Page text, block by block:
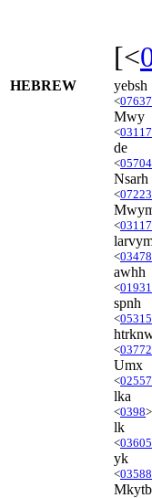
[<
HEBREW yebsh
<07637
Mwy
<03117
de
<05704
Nsarh
<07223
<03117
<03478
awhh
<01931
spnh
<05315
<03772
Umx
<02557
lka
<0398>
lk
<03605
yk
<03588